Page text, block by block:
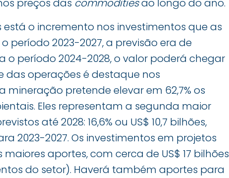
preços das commoditiesao longo do ano.
o incremento nos investimentos que as
período 2023-2027, a previsão era de
o período 2024-2028, o valor poderá chegar
das operações é destaque nos
mineração pretende elevar em 62,7% os
Eles representam a segunda maior
até 2028: 16,6% ou US$ 10,7 bilhões,
2023-2027. Os investimentos em projetos
aportes, com cerca de US$ 17 bilhões
do setor). Haverá também aportes para